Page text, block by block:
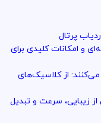
پرتال
و امکانات کلیدی برای
از کلاسیک‌های
زیبایی، سرعت و تبدیل